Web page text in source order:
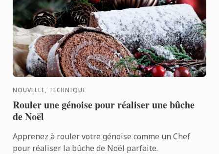
NOUVELLE, TECHNIQUE
Rouler une génoise pour réaliser une bûche
de Noël
Apprenez à rouler votre génoise comme un Chef
pour réaliser la bûche de Noël parfaite.